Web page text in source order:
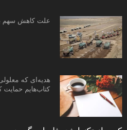
علت کاهش سهم
هدیه‌ای که
کتاب‌هایم حمایت